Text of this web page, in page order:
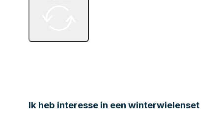
Ik heb interesse in een winterwielenset